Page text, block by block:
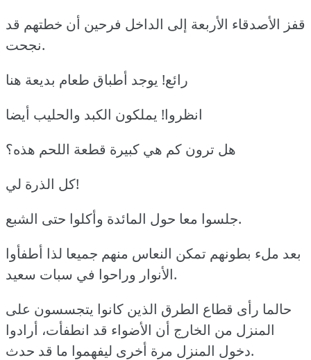
قفز الأصدقاء الأربعة إلى الداخل فرحين أن خطتهم قد
نجحت.
رائع! يوجد أطباق طعام بديعة هنا
انظروا! يملكون الكبد والحليب أيضا
هل ترون كم هي كبيرة قطعة اللحم هذه؟
كل الذرة لي!
جلسوا معا حول المائدة وأكلوا حتى الشبع.
بعد ملء بطونهم تمكن النعاس منهم جميعا لذا أطفأوا
الأنوار وراحوا في سبات سعيد.
حالما رأى قطاع الطرق الذين كانوا يتجسسون على
المنزل من الخارج أن الأضواء قد انطفأت، أرادوا
دخول المنزل مرة أخرى ليفهموا ما قد حدث.